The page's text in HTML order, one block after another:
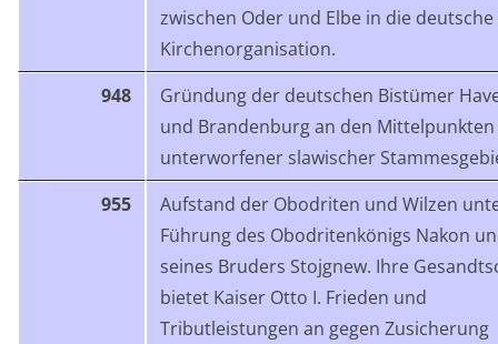
zwischen Oder und Elbe in die deutsche
Kirchenorganisation.
948
Gründung der deutschen Bistümer
und Brandenburg an den Mittelpunkten
unterworfener slawischer
955
Aufstand der Obodriten und Wilzen
Führung des Obodritenkönigs Nakon
seines Bruders Stojgnew. Ihre
bietet Kaiser Otto I. Frieden und
Tributleistungen an gegen Zusicherung